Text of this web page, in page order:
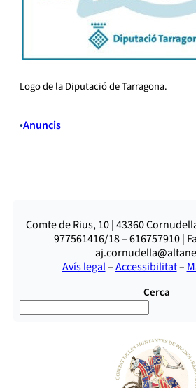
Logo de la Diputació de Tarragona.
•Anuncis
Comte de Rius, 10 | 43360
977561416/18 – 616757910 |
Avís legal–Accessibilitat–
Cerca